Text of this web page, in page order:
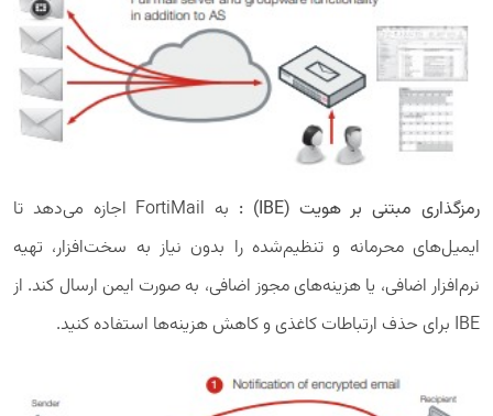
رمزگذاری مبتنی بر هویت (IBE) :
به FortiMail اجازه می‌دهد تا
ایمیل‌های محرمانه و تنظیم‌شده را بدون نیاز به سخت‌افزار، تهیه
نرم‌افزار اضافی، یا هزینه‌های مجوز اضافی، به صورت ایمن ارسال کند. از
IBE برای حذف ارتباطات کاغذی و کاهش هزینه‌ها استفاده کنید.